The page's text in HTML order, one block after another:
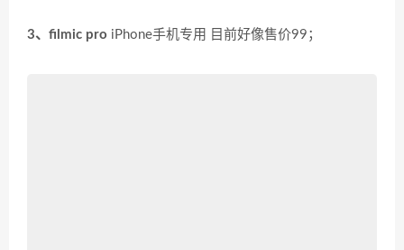
3、filmic pro iPhone手机专用 目前好像售价99；